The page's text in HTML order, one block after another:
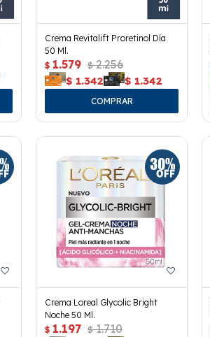
Crema Revitalift Proretinol Día
50 Ml.
$ 1.579 $ 2.256
$ 1.342 $ 1.342
Crema Loreal Glycolic Bright
Noche 50 Ml.
$ 1.197 $ 1.710